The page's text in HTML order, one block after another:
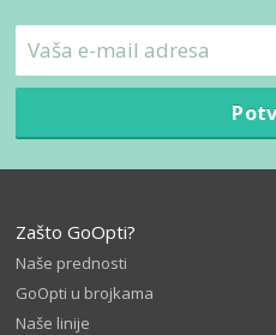
Zašto GoOpti?
Naše prednosti
GoOpti u brojkama
Naše linije